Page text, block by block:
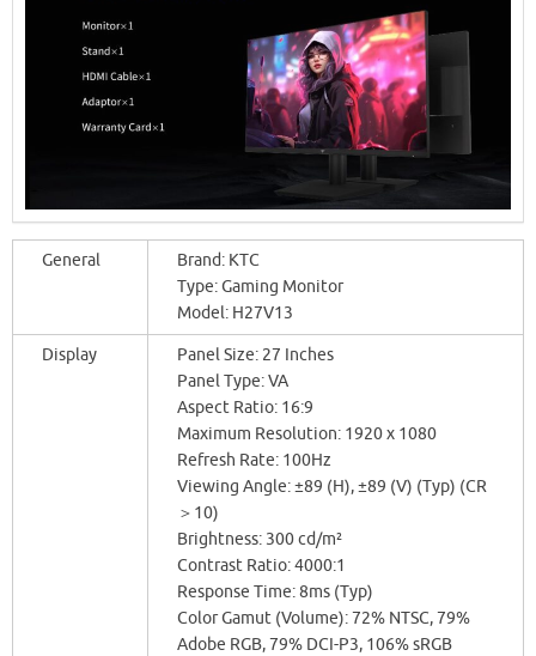
General
Brand: KTC
Type: Gaming Monitor
Model: H27V13
Display
Panel Size: 27 Inches
Panel Type: VA
Aspect Ratio: 16:9
Maximum Resolution: 1920 x 1080
Refresh Rate: 100Hz
Viewing Angle: ±89 (H), ±89 (V) (Typ) (CR
＞10)
Brightness: 300 cd/m²
Contrast Ratio: 4000:1
Response Time: 8ms (Typ)
Color Gamut (Volume): 72% NTSC, 79%
Adobe RGB, 79% DCI-P3, 106% sRGB